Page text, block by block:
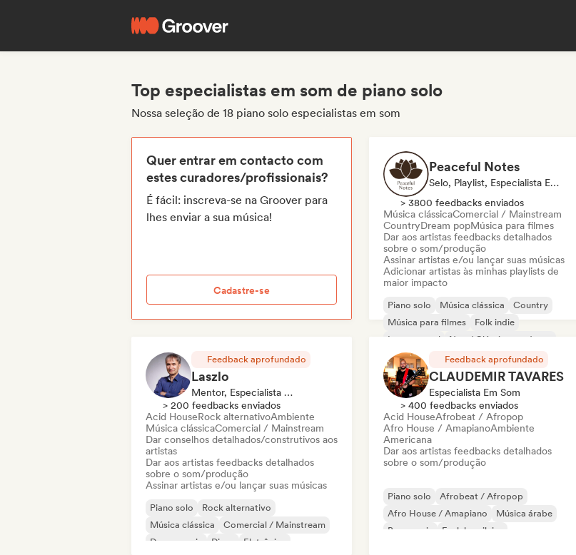
Top especialistas em som de piano solo
Nossa seleção de 18 piano solo especialistas em som
Quer entrar em contacto com
estes curadores/profissionais?
É fácil: inscreva-se na Groover para
lhes enviar a sua música!
Cadastre-se
Peaceful Notes
Selo, Playlist, Especialista Em Som
> 3800 feedbacks enviados
Música clássicaComercial / Mainstream
CountryDream popMúsica para filmes
Dar aos artistas feedbacks detalhados
sobre o som/produção
Assinar artistas e/ou lançar suas músicas
Adicionar artistas às minhas playlists de
maior impacto
Piano solo Música clássica
Country
Música para filmes
Folk indie
Instrumental
Neo / Clássico moderno
Cantor-compositor
Feedback aprofundado
Laszlo
Mentor, Especialista Em Som
> 200 feedbacks enviados
Acid HouseRock alternativoAmbiente
Música clássicaComercial / Mainstream
Dar conselhos detalhados/construtivos aos
artistas
Dar aos artistas feedbacks detalhados
sobre o som/produção
Assinar artistas e/ou lançar suas músicas
Piano solo
Rock alternativo
Música clássica
Comercial / Mainstream
Dance music
Disco
Eletrônica
Feedback aprofundado
CLAUDEMIR TAVARES
Especialista Em Som
> 400 feedbacks enviados
Acid HouseAfrobeat / Afropop
Afro House / AmapianoAmbiente
Americana
Dar aos artistas feedbacks detalhados
sobre o som/produção
Piano solo
Afrobeat / Afropop
Afro House / Amapiano
Música árabe
Bass music
Funk brasileiro